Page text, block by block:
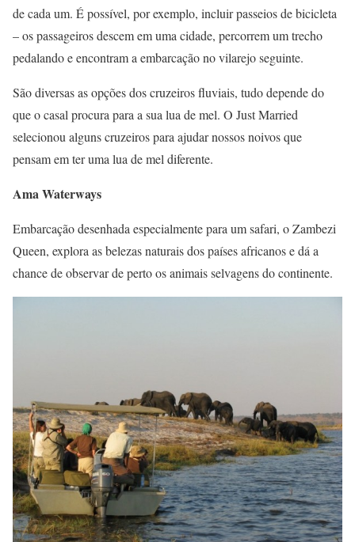
de cada um. É possível, por exemplo, incluir passeios de bicicleta
– os passageiros descem em uma cidade, percorrem um trecho
pedalando e encontram a embarcação no vilarejo seguinte.
São diversas as opções dos cruzeiros fluviais, tudo depende do
que o casal procura para a sua lua de mel. O Just Married
selecionou alguns cruzeiros para ajudar nossos noivos que
pensam em ter uma lua de mel diferente.
Ama Waterways
Embarcação desenhada especialmente para um safari, o Zambezi
Queen, explora as belezas naturais dos países africanos e dá a
chance de observar de perto os animais selvagens do continente.